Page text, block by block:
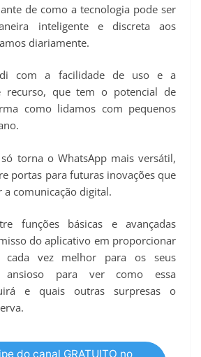
de como a tecnologia pode ser
inteligente e discreta aos
diariamente.
com a facilidade de uso e a
recurso, que tem o potencial de
como lidamos com pequenos
torna o WhatsApp mais versátil,
portas para futuras inovações que
comunicação digital.
funções básicas e avançadas
do aplicativo em proporcionar
cada vez melhor para os seus
ansioso para ver como essa
e quais outras surpresas o
do canal GRATUITO no